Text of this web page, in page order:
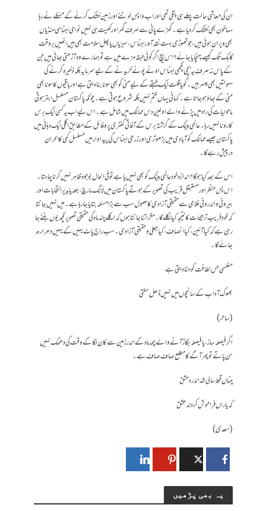
ان کی معاشی حالت پہلے ہی پتلی تھی اور اب واپس لوٹنے اور زمین خشک کرنے کے مسئلے نے رہا
سہا خون بھی خشک کر دیا ہے۔ کھڑے پانی سے صرف گھر اور کھیت ہی نہیں نواحی اجناسی منڈیاں
بھی ویران ہوئی ہیں، جو تھوڑی بہت نقد آور اجناس، سبزیاں یا پھل سلامت بھی ہیں انھیں بروقت
گاہک تک کیسے پہنچایا جائے ؟ اس بیچ اگر کوئی طبقہ مزے میں ہے تو ہمارے وہ آڑھتی بھائی ہیں جن
کے پاس نہ صرف یہ بچی کچھی اجناس اونے پونے خریدنے کے لیے سرمایہ بلکہ ذخیرہ کرنے کی
سہولتیں بھی میسر ہیں۔ گویا قلت ایک طبقے کے لیے مٹی کو بھی سونا بنا دیتی ہے اور باقیوں کا سونا بھی
مٹی کے بھاؤ ہو جاتا ہے۔ کہانی یہاں ختم نہیں بلکہ شروع ہوتی ہے۔ چونکہ پاکستان مسلسل ابتر ہوتی
ماحولیات کی راہ میں پڑنے والے اولین دس ممالک میں شامل ہے۔ اس لیے اب یہ کسی ایک برس
کا رونا نہیں رہا۔ عالمی بینک کے گزشتہ برس کے آفاتی کنٹری پروفائل کے مطابق اگلی ایک دہائی میں
پاکستان جیسے ممالک کو آبادی میں بڑھوتری اور زرعی اجناس کی پیداوار میں مسلسل کمی کا بحران
درپیش رہے گا۔
اس کے بعد کیا ہو گا؟ اندازہ خود عالمی بینک کو بھی نہیں یا ہے تو فی الحال بوجوہ ظاہر نہیں کرنا چاہتا۔
اس پس منظر اور مستبقل قریب کی تصویر کے ہوتے پاکستان میں لانگ مارچ ، جلد یا بدیر انتخابات اور
بیرونی و اندرونی غلامی سے حقیقی آزادی کا حصول سب سے بڑا مسئلہ بتایا جا رہا ہے۔میں نہیں جانتا
کہ خود فریب ترجیحات کا نتیجہ کیا نکلے گا۔مگر اتنا جانتا ہوں کہ اگلے چند ماہ کی حقیقی تصویر کچھ یوں بننے جا
رہی ہے کہ کیا آئین ، کیا انصاف، کیا جعلی و حقیقی آزادی۔سب راج پاٹ یہیں کے یہیں دھرا رھ
جائے گا۔
مفلسی حسِ لطافت کو مٹا دیتی ہے
بھوک آداب کے سانچوں میں نہیں ڈھل سکتی
( ساحر )
اگر فیصلہ ساز، یا فیصلہ بگاڑ آنے والے چھ ماہ کے اندر زمین سے کان لگا کے وقت کی دھمک نہیں
سن پاتے تو پھر آگے کا مطلع صاف صاف ہے۔
چناں قحط سالی شد اندر دمشق
کہ یاراں فراموش کردند عشق
( سعدی )
یہ بھی پڑھیں